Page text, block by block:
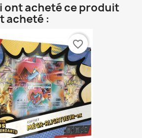
ont acheté ce produit
acheté :
favorite_border